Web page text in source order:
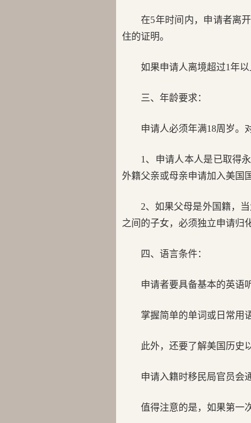
在5年时间内，申请者离
住的证明。
如果申请人离境超过1年
三、年龄要求：
申请人必须年满18周岁。
1、申请人本人是已取得
外籍父亲或母亲申请加入美国
2、如果父母是外国籍，
之间的子女，必须独立申请归
四、语言条件：
申请者要具备基本的英语
掌握简单的单词或日常用
此外，还要了解美国历史
申请入籍时移民局官员会
值得注意的是，如果第一